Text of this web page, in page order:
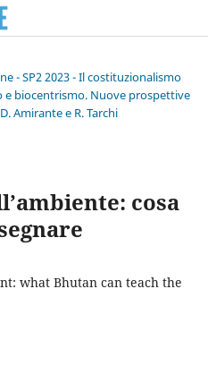
- SP2 2023 - Il costituzionalismo
biocentrismo. Nuove prospettive
Amirante e R. Tarchi
cosa
what Bhutan can teach the